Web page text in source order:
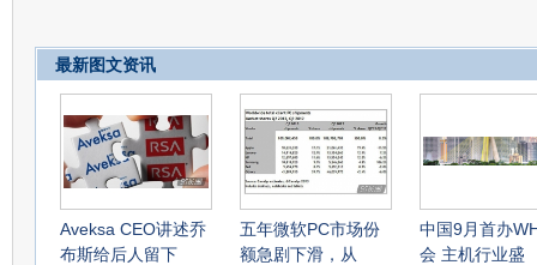
最新图文资讯
Aveksa CEO讲述乔
布斯给后人留下
五年微软PC市场份
额急剧下滑，从
中国9月首办
会 主机行业盛